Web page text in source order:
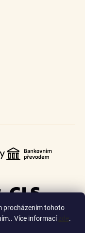
procházením tohoto
Více informací
.